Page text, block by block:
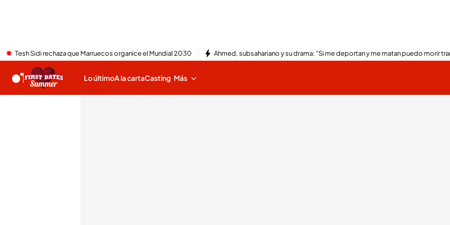
Tesh Sidi rechaza que Marruecos organice el Mundial 2030 Ahmed, subsahariano y su drama: "Si me deportan y me matan puedo morir
Lo últimoA la cartaCasting Más